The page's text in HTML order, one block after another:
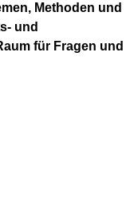
Methoden und
und
für Fragen und